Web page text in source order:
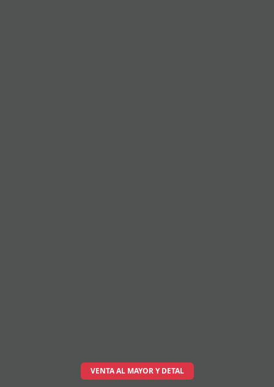
VENTA AL MAYOR Y DETAL